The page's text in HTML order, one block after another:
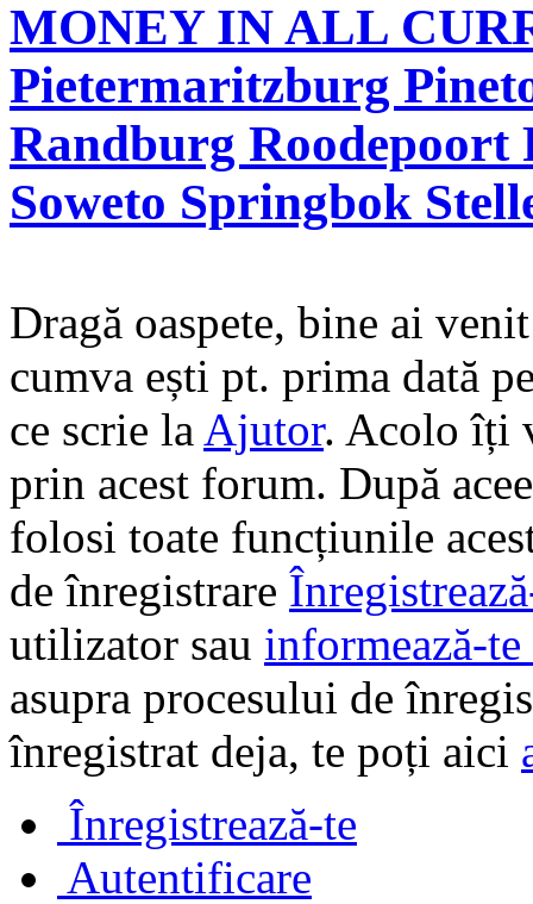
MONEY IN ALL
Pietermaritzburg
Randburg Roodepoort
Soweto Springbok
Dragă oaspete, bine ai
cumva ești pt. prima dată
ce scrie la Ajutor. Acolo îți
prin acest forum. După
folosi toate funcțiunile
de înregistrare
utilizator sau informează-
asupra procesului de
înregistrat deja, te poți aici
Înregistrează-te
Autentificare